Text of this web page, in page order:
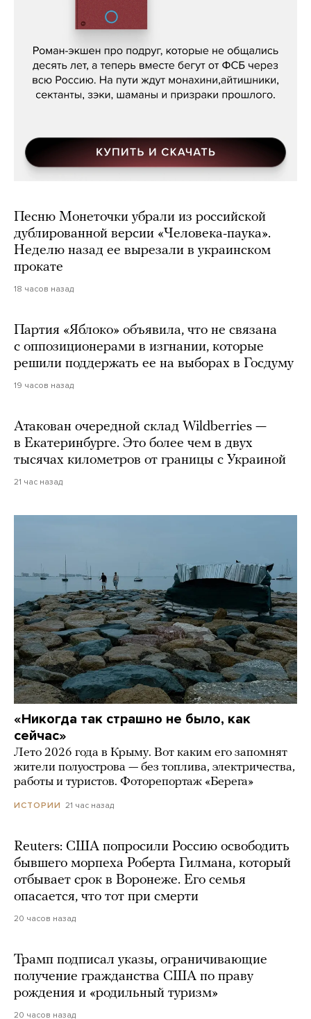
Кира Ярмыш, «Тут недалеко»
Песню Монеточки убрали из российской
дублированной версии «Человека-паука».
Неделю назад ее вырезали в украинском
прокате
18 часов назад
Партия «Яблоко» объявила, что не связана
с оппозиционерами в изгнании, которые
решили поддержать ее на выборах в Госдуму
19 часов назад
Атакован очередной склад Wildberries —
в Екатеринбурге. Это более чем в двух
тысячах километров от границы с Украиной
21 час назад
«Никогда так страшно не было, как
сейчас»
Лето 2026 года в Крыму. Вот каким его запомнят
жители полуострова — без топлива, электричества,
работы и туристов. Фоторепортаж «Берега»
ИСТОРИИ 21 час назад
Reuters: США попросили Россию освободить
бывшего морпеха Роберта Гилмана, который
отбывает срок в Воронеже. Его семья
опасается, что тот при смерти
20 часов назад
Трамп подписал указы, ограничивающие
получение гражданства США по праву
рождения и «родильный туризм»
20 часов назад